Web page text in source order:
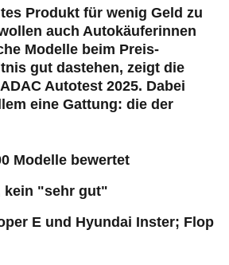
Produkt für wenig Geld zu
auch Autokäuferinnen
Modelle beim Preis-
gut dastehen, zeigt die
Autotest 2025. Dabei
eine Gattung: die der
Modelle bewertet
kein "sehr gut"
E und Hyundai Inster; Flop